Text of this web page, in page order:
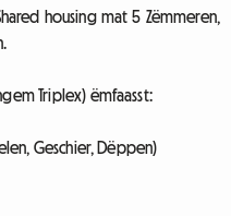
housing mat 5 Zëmmeren,
Triplex) ëmfaasst:
Geschier, Dëppen)